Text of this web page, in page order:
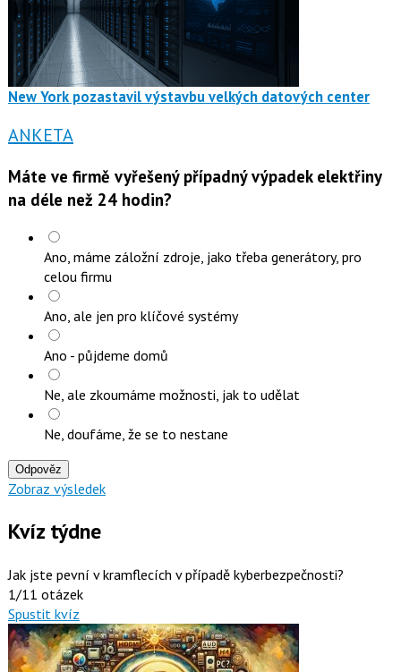
New York pozastavil výstavbu velkých datových center
ANKETA
Máte ve firmě vyřešený případný výpadek elektřiny
na déle než 24 hodin?
Ano, máme záložní zdroje, jako třeba generátory, pro
celou firmu
Ano, ale jen pro klíčové systémy
Ano - půjdeme domů
Ne, ale zkoumáme možnosti, jak to udělat
Ne, doufáme, že se to nestane
Odpověz
Zobraz výsledek
Kvíz týdne
Jak jste pevní v kramflecích v případě kyberbezpečnosti?
1/11 otázek
Spustit kvíz